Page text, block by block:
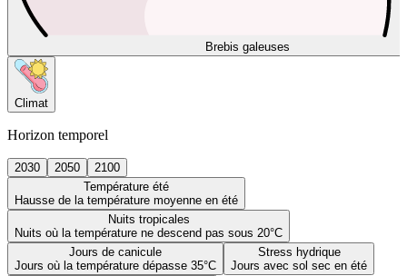
Brebis galeuses
Climat
Horizon temporel
2030 2050
2100
Température été
Hausse de la température moyenne en été
Nuits tropicales
Nuits où la température ne descend pas sous 20°C
Jours de canicule
Jours où la température dépasse 35°C
Stress hydrique
Jours avec sol sec en été